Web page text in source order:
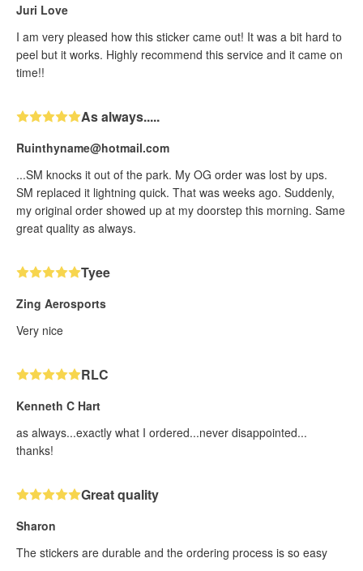
Juri Love
I am very pleased how this sticker came out! It was a bit hard to
peel but it works. Highly recommend this service and it came on
time!!
As always.....
Ruinthyname@hotmail.com
...SM knocks it out of the park. My OG order was lost by ups.
SM replaced it lightning quick. That was weeks ago. Suddenly,
my original order showed up at my doorstep this morning. Same
great quality as always.
Tyee
Zing Aerosports
Very nice
RLC
Kenneth C Hart
as always...exactly what I ordered...never disappointed...
thanks!
Great quality
Sharon
The stickers are durable and the ordering process is so easy